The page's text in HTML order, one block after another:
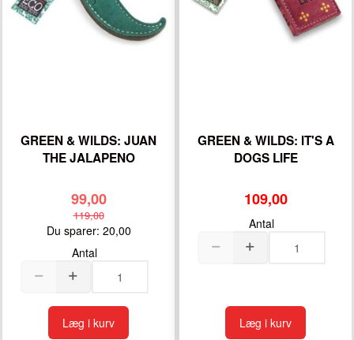
GREEN & WILDS: JUAN
THE JALAPENO
99,00
119,00
Du sparer: 20,00
Antal
Læg i kurv
GREEN & WILDS: IT'S A
DOGS LIFE
109,00
Antal
Læg i kurv